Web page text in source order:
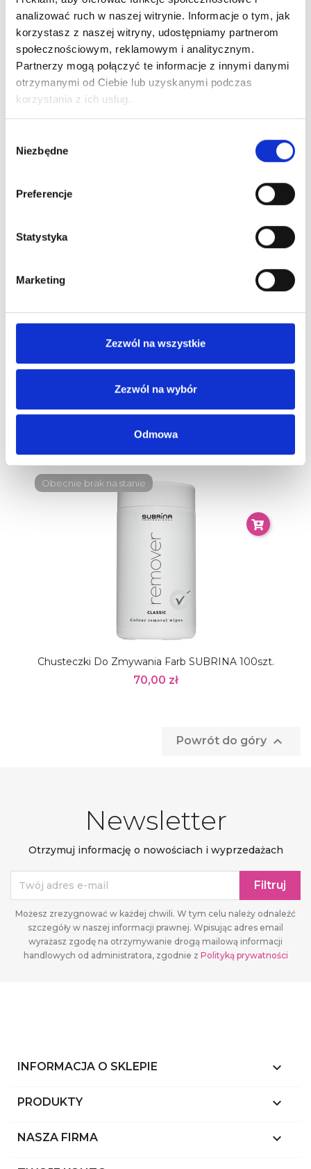
analizować ruch w naszej witrynie. Informacje o tym, jak
korzystasz z naszej witryny, udostępniamy partnerom
społecznościowym, reklamowym i analitycznym.
Partnerzy mogą połączyć te informacje z innymi danymi
otrzymanymi od Ciebie lub uzyskanymi podczas
korzystania z ich usług.
zgody
Niezbędne
Preferencje
Statystyka
Marketing
Zezwól na wszystkie
Zezwól na wybór
Odmowa
Chusteczki Do Zmywania Farb SUBRINA 100szt.
70,00 zł
Obecnie brak na stanie
Powrót do góry 
Newsletter
Otrzymuj informację o nowościach i wyprzedażach
Możesz zrezygnować w każdej chwili. W tym celu należy odnaleźć
szczegóły w naszej informacji prawnej. Wpisując adres email
wyrażasz zgodę na otrzymywanie drogą mailową informacji
handlowych od administratora, zgodnie z Polityką prywatności
INFORMACJA O SKLEPIE keyboard_arrow_down
PRODUKTY 
NASZA FIRMA 